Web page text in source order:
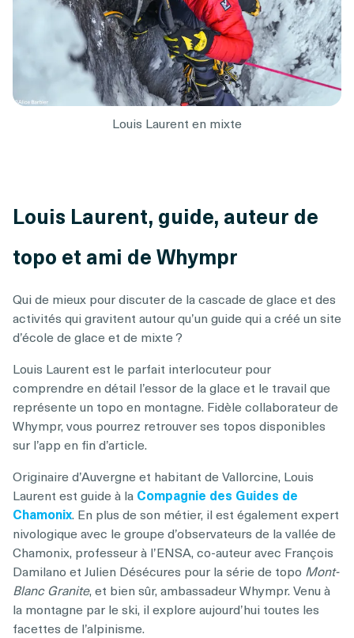
Louis Laurent en mixte
Louis Laurent, guide, auteur de
topo et ami de Whympr
Qui de mieux pour discuter de la cascade de glace et des
activités qui gravitent autour qu’un guide qui a créé un site
d’école de glace et de mixte ?
Louis Laurent est le parfait interlocuteur pour
comprendre en détail l’essor de la glace et le travail que
représente un topo en montagne. Fidèle collaborateur de
Whympr, vous pourrez retrouver ses topos disponibles
sur l’app en fin d’article.
Originaire d’Auvergne et habitant de Vallorcine, Louis
Laurent est guide à la Compagnie des Guides de
Chamonix. En plus de son métier, il est également expert
nivologique avec le groupe d’observateurs de la vallée de
Chamonix, professeur à l’ENSA, co-auteur avec François
Damilano et Julien Désécures pour la série de topo Mont-
Blanc Granite, et bien sûr, ambassadeur Whympr. Venu à
la montagne par le ski, il explore aujourd’hui toutes les
facettes de l’alpinisme.